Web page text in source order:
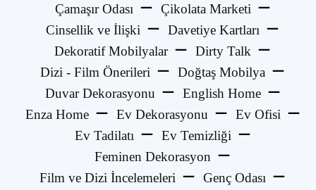
Çamaşır Odası
Çikolata Marketi
Cinsellik ve İlişki
Davetiye Kartları
Dekoratif Mobilyalar
Dirty Talk
Dizi - Film Önerileri
Doğtaş Mobilya
Duvar Dekorasyonu
English Home
Enza Home
Ev Dekorasyonu
Ev Ofisi
Ev Tadilatı
Ev Temizliği
Feminen Dekorasyon
Film ve Dizi İncelemeleri
Genç Odası